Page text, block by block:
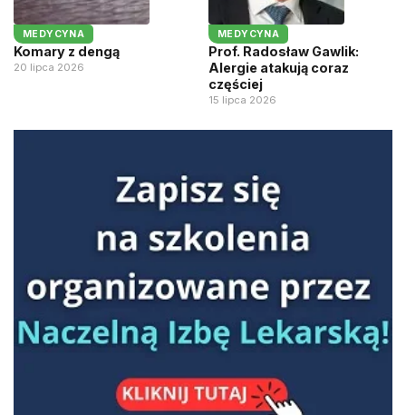
MEDYCYNA
Komary z dengą
20 lipca 2026
MEDYCYNA
Prof. Radosław Gawlik:
Alergie atakują coraz
częściej
15 lipca 2026